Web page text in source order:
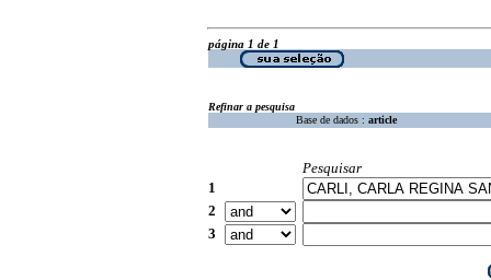
página 1 de 1
Refinar a pesquisa
Base de dados : article
Pesquisar
1
2
3